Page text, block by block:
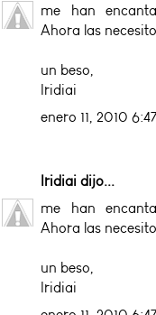
me han
Ahora las
un beso,
Iridiai
enero 11, 2010
Iridiai dijo...
me han
Ahora las
un beso,
Iridiai